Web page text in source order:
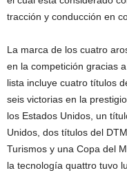
tracción y conducción en
La marca de los cuatro
en la competición gracias
lista incluye cuatro títulos
seis victorias en la
los Estados Unidos, un
Unidos, dos títulos del
Turismos y una Copa del
la tecnología quattro tuvo